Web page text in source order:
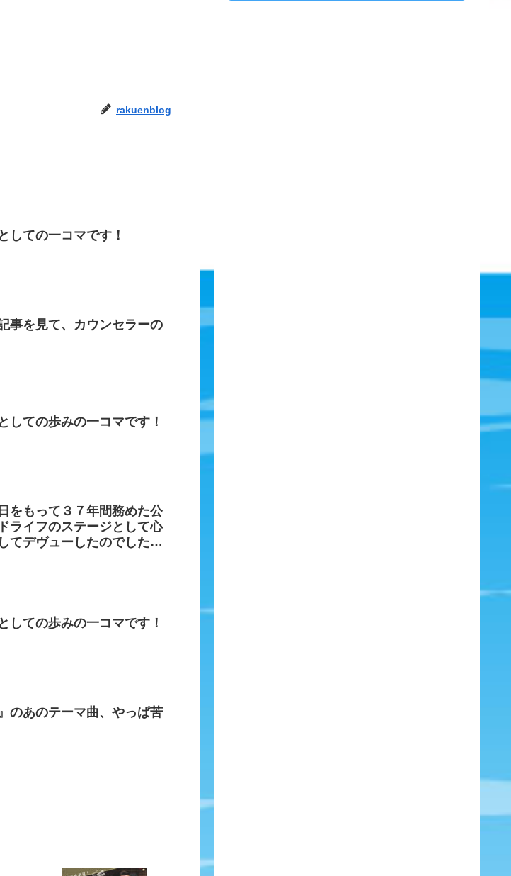
rakuenblog
しての一コマです！
事を見て、カウンセラーの
しての歩みの一コマです！
をもって３７年間務めた公
ライフのステージとして心
てデヴューしたのでした。
しての歩みの一コマです！
のあのテーマ曲、やっぱ苦